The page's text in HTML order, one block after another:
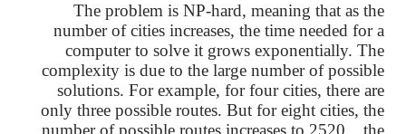
The problem is NP-hard, meaning that as the
number of cities increases, the time needed for a
computer to solve it grows exponentially. The
complexity is due to the large number of possible
solutions. For example, for four cities, there are
only three possible routes. But for eight cities, the
number of possible routes increases to 2520....the